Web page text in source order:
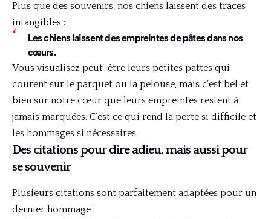
Plus que des souvenirs, nos chiens laissent des traces
intangibles :
Les chiens laissent des empreintes de pâtes dans nos
cœurs.
Vous visualisez peut-être leurs petites pattes qui
courent sur le parquet ou la pelouse, mais c’est bel et
bien sur notre cœur que leurs empreintes restent à
jamais marquées. C’est ce qui rend la perte si difficile et
les hommages si nécessaires.
Des citations pour dire adieu, mais aussi pour
se souvenir
Plusieurs citations sont parfaitement adaptées pour un
dernier hommage :